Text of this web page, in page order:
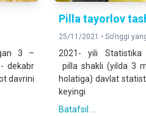
3 –
dekabr
davrini
Pilla tayorlov
25/11/2021 •So'nggi
2021- yili
pilla shakli (yilda 3
holatiga) davlat
keyingi
Batafsil ...